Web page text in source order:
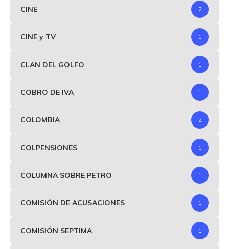
CINE 2
CINE y TV 1
CLAN DEL GOLFO 1
COBRO DE IVA 1
COLOMBIA 2
COLPENSIONES 1
COLUMNA SOBRE PETRO 1
COMISIÓN DE ACUSACIONES 1
COMISIÓN SEPTIMA 1